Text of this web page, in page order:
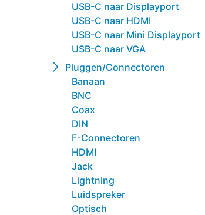
USB-C naar Displayport
USB-C naar HDMI
USB-C naar Mini Displayport
USB-C naar VGA
Pluggen/Connectoren
Banaan
BNC
Coax
DIN
F-Connectoren
HDMI
Jack
Lightning
Luidspreker
Optisch